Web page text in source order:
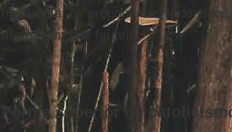
hierarquia, os proponentes
afirmavam que fariam.
Forma superior de